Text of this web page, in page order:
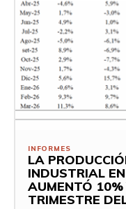
INFORMES
LA
INDUSTRIAL
AUMENTÓ 10%
TRIMESTRE